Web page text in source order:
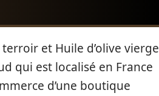
et Huile d’olive vierge
qui est localisé en France
d’une boutique